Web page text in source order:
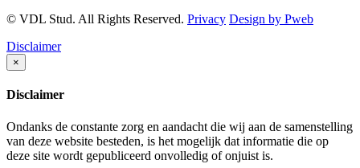
© VDL Stud. All Rights Reserved. Privacy Design by Pweb
Disclaimer
×
Disclaimer
Ondanks de constante zorg en aandacht die wij aan de samenstelling
van deze website besteden, is het mogelijk dat informatie die op
deze site wordt gepubliceerd onvolledig of onjuist is.